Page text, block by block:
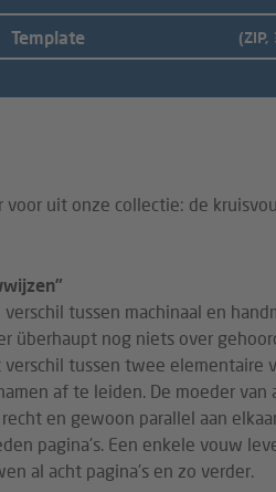
Template (ZIP,
voor uit onze collectie: de
tussen machinaal en
nog niets over
tussen twee elementaire
af te leiden. De moeder van
en gewoon parallel aan
pagina's. Een enkele vouw
al acht pagina's en zo verder.